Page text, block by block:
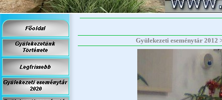
Gyülekezeti eseménytár 2012